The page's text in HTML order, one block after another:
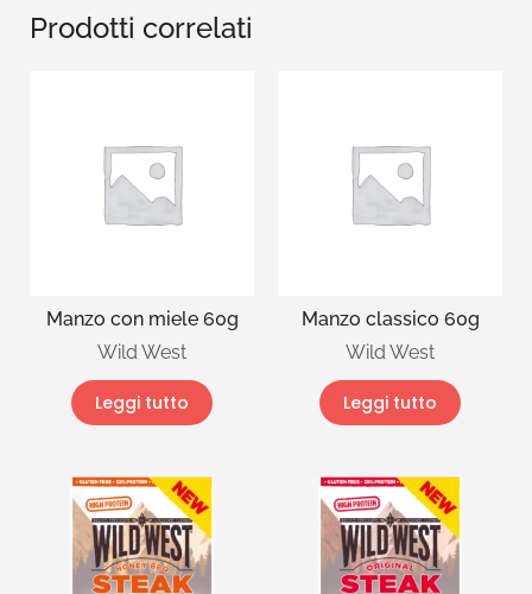
Prodotti correlati
Manzo con miele 60g
Wild West
Leggi tutto
Manzo classico 60g
Wild West
Leggi tutto